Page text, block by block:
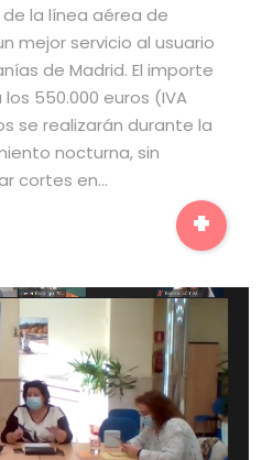
la línea aérea de
mejor servicio al usuario
de Madrid. El importe
550.000 euros (IVA
se realizarán durante la
nocturna, sin
cortes en…
+